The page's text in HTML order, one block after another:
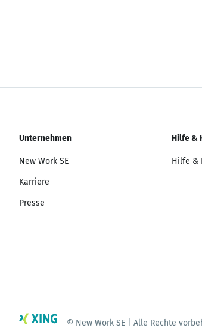
Unternehmen
New Work SE
Karriere
Presse
Hilfe &
Hilfe &
© New Work SE | Alle Rechte